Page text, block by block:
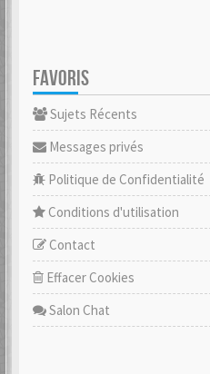
FAVORIS
Sujets Récents
Messages privés
Politique de Confidentialité
Conditions d'utilisation
Contact
Effacer Cookies
Salon Chat